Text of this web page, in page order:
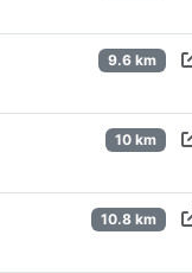
9.6 km
10 km
10.8 km